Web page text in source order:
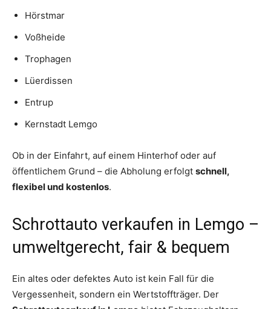
Hörstmar
Voßheide
Trophagen
Lüerdissen
Entrup
Kernstadt Lemgo
Ob in der Einfahrt, auf einem Hinterhof oder auf
öffentlichem Grund – die Abholung erfolgt schnell,
flexibel und kostenlos.
Schrottauto verkaufen in Lemgo –
umweltgerecht, fair & bequem
Ein altes oder defektes Auto ist kein Fall für die
Vergessenheit, sondern ein Wertstoffträger. Der